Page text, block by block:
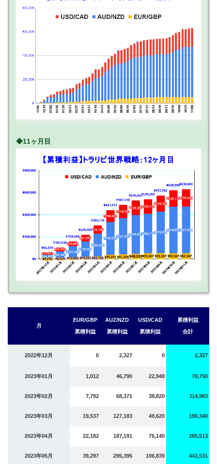
◆11ヶ月目
月
EUR/GBP
累積利益
AUZ/NZD
累積利益
USD/CAD
累積利益
累積利益
合計
2022年12月 0 2,327 0 2,327
2023年01月 1,012 46,790 22,948 70,750
2023年02月 7,792 68,371 38,820 114,983
2023年03月 19,537 127,183 49,620 196,340
2023年04月 22,182 187,191 76,140 285,513
2023年05月 39,297 295,395 106,839 441,531